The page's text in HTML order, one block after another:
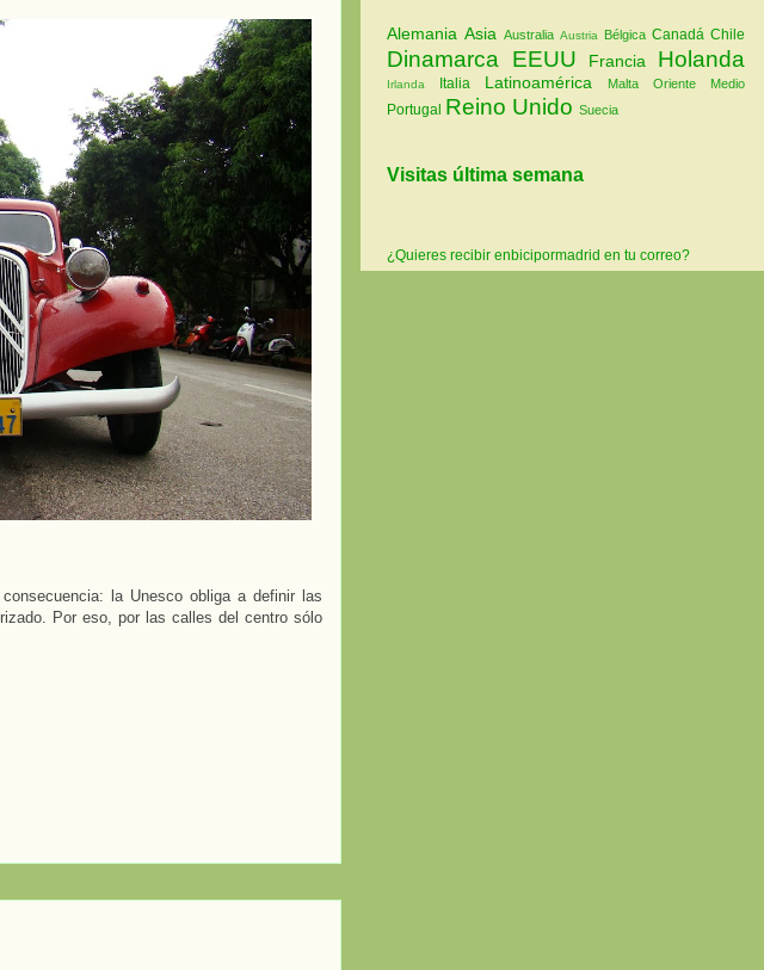
la Unesco obliga a definir las
Por eso, por las calles del centro sólo
Alemania Asia Australia Austria Bélgica Canadá Chile
Dinamarca EEUU Francia Holanda
Irlanda Italia Latinoamérica Malta Oriente Medio
Portugal Reino Unido Suecia
Visitas última semana
¿Quieres recibir enbicipormadrid en tu correo?